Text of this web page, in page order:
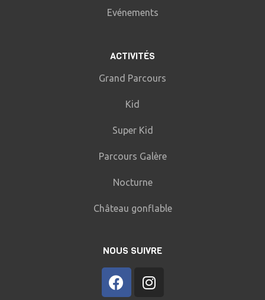
Evénements
ACTIVITÉS
Grand Parcours
Kid
Super Kid
Parcours Galère
Nocturne
Château gonflable
NOUS SUIVRE